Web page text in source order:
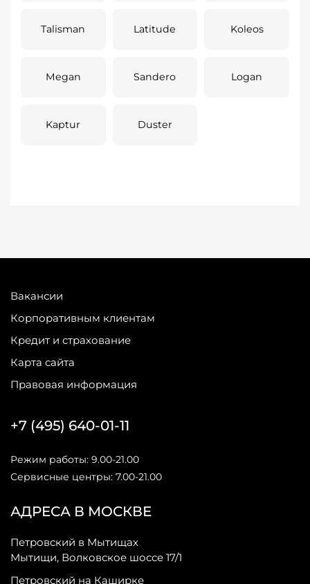
Talisman Latitude Koleos
Megan Sandero Logan
Kaptur Duster
Вакансии
Корпоративным клиентам
Кредит и страхование
Карта сайта
Правовая информация
АДРЕСА В МОСКВЕ
Петровский в Мытищах
Мытищи, Волковское шоссе 17/1
Петровский на Каширке
+7 (495) 640-01-11
Режим работы: 9.00-21.00
Сервисные центры: 7.00-21.00